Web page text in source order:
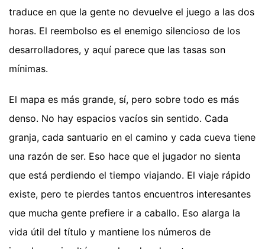
traduce en que la gente no devuelve el juego a las dos
horas. El reembolso es el enemigo silencioso de los
desarrolladores, y aquí parece que las tasas son
mínimas.
El mapa es más grande, sí, pero sobre todo es más
denso. No hay espacios vacíos sin sentido. Cada
granja, cada santuario en el camino y cada cueva tiene
una razón de ser. Eso hace que el jugador no sienta
que está perdiendo el tiempo viajando. El viaje rápido
existe, pero te pierdes tantos encuentros interesantes
que mucha gente prefiere ir a caballo. Eso alarga la
vida útil del título y mantiene los números de